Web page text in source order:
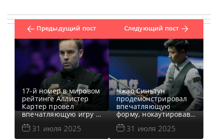
Предыдущий пост
17-й номер в мировом
рейтинге Аллистер
Картер провел
впечатляющую игру в
матче против Сяо
Годуна, и, одержав
31 июля 2025
Следующий пост
Чжао Синьтун
продемонстрировал
впечатляющую
форму, нокаутировав
Дина Джуньху в 1/4
финала на турнире
31 июля 2025